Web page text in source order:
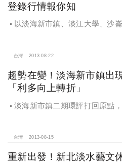
登錄行情報你知
以淡海新市鎮、淡江大學、沙
台灣 2013-08-22
趨勢在變！淡海新市鎮出
「利多向上轉折」
淡海新市鎮二期環評打回原點
台灣 2013-08-15
重新出發！新北淡水藝文